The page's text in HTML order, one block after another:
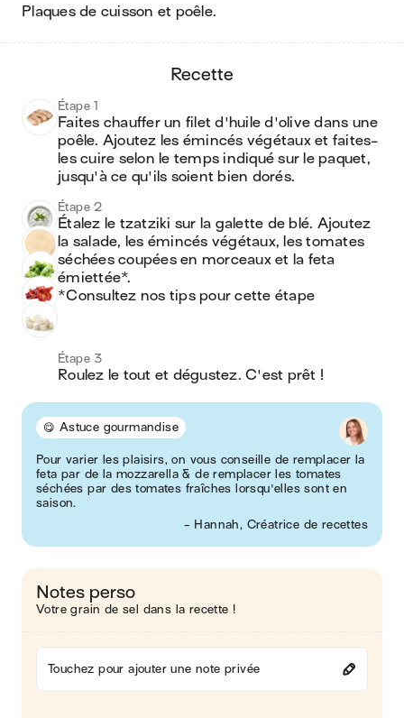
plaques de cuisson et poêle.
recette
Étape 1
Faites chauffer un filet d'huile d'olive dans une
poêle. Ajoutez les émincés végétaux et faites-
les cuire selon le temps indiqué sur le paquet,
jusqu'à ce qu'ils soient bien dorés.
Étape 2
Étalez le tzatziki sur la galette de blé. Ajoutez
la salade, les émincés végétaux, les tomates
séchées coupées en morceaux et la feta
émiettée*.
*Consultez nos tips pour cette étape
Étape 3
Roulez le tout et dégustez. C'est prêt !
😋 Astuce gourmandise
Pour varier les plaisirs, on vous conseille de remplacer la
feta par de la mozzarella & de remplacer les tomates
séchées par des tomates fraîches lorsqu'elles sont en
saison.
- Hannah, Créatrice de recettes
Notes perso
Votre grain de sel dans la recette !
Touchez pour ajouter une note privée